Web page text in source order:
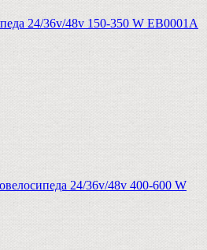
24/36v/48v 150-350 W EB0001A
24/36v/48v 400-600 W